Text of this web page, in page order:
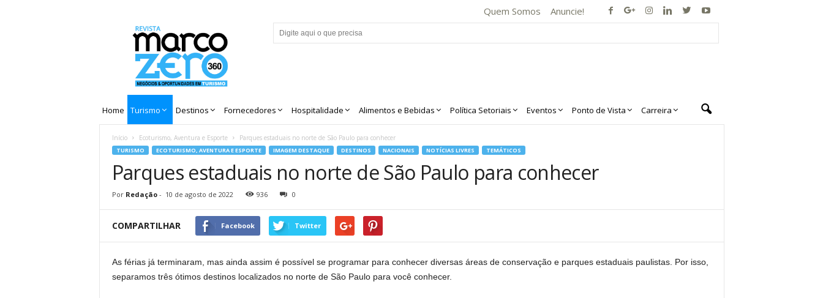
Quem Somos Anuncie!
Home Turismo Destinos Fornecedores Hospitalidade Alimentos e Bebidas Política Setoriais Eventos Ponto de Vista Carreira
Início Ecoturismo, Aventura e Esporte Parques estaduais no norte de São Paulo para conhecer
TURISMO ECOTURISMO, AVENTURA E ESPORTE IMAGEM DESTAQUE DESTINOS NACIONAIS NOTÍCIAS LIVRES TEMÁTICOS
Parques estaduais no norte de São Paulo para conhecer
Por Redação- 10 de agosto de 2022 936 0
COMPARTILHAR Facebook Twitter
As férias já terminaram, mas ainda assim é possível se programar para conhecer diversas áreas de conservação e parques estaduais paulistas. Por isso,
separamos três ótimos destinos localizados no norte de São Paulo para você conhecer.